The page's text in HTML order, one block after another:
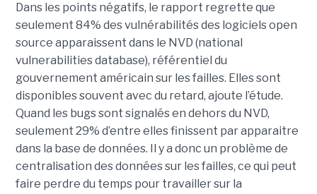
Dans les points négatifs, le rapport regrette que
seulement 84% des vulnérabilités des logiciels open
source apparaissent dans le NVD (national
vulnerabilities database), référentiel du
gouvernement américain sur les failles. Elles sont
disponibles souvent avec du retard, ajoute l’étude.
Quand les bugs sont signalés en dehors du NVD,
seulement 29% d’entre elles finissent par apparaitre
dans la base de données. Il y a donc un problème de
centralisation des données sur les failles, ce qui peut
faire perdre du temps pour travailler sur la